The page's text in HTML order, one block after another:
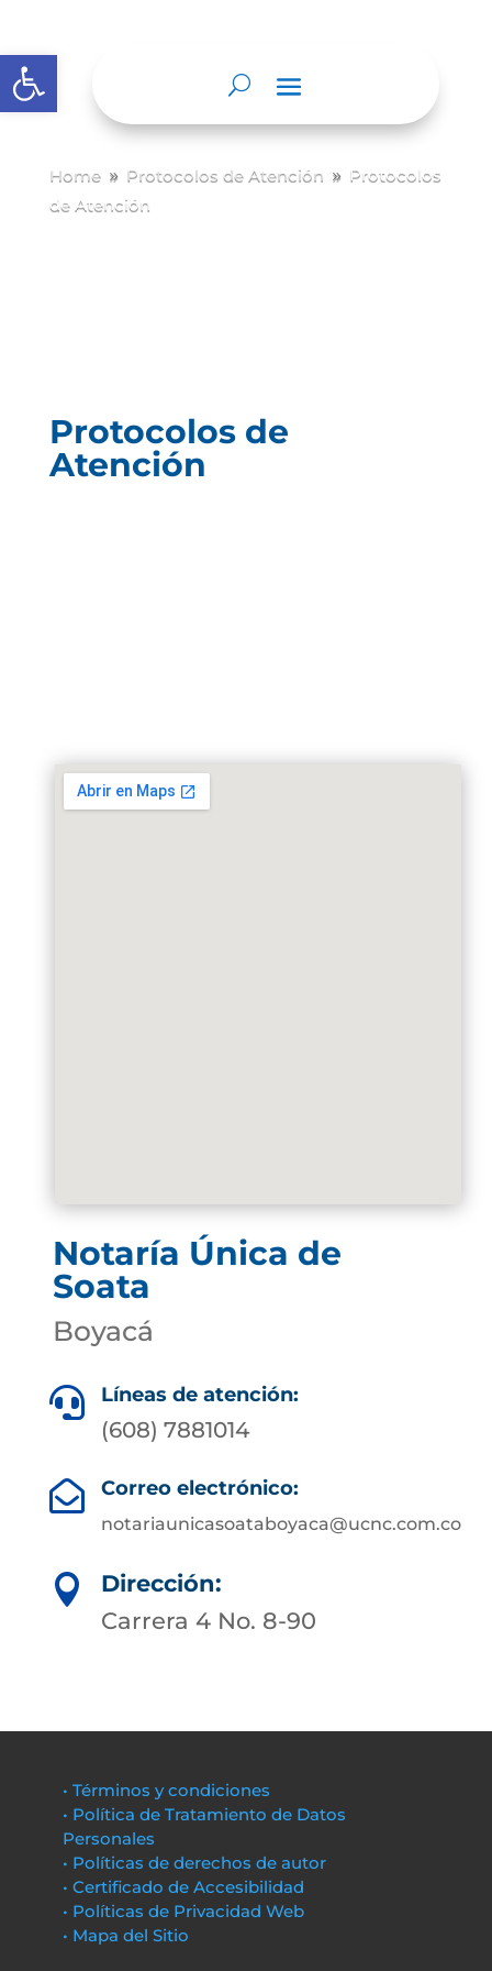
Abrir barra de herramientas
Home 9 Protocolos de Atención 9 Protocolos
de Atención
Protocolos de
Atención
Notaría Única de
Soata
Boyacá
 Líneas de atención:
(608) 7881014
 Correo electrónico:
notariaunicasoataboyaca@ucnc.com.co

Dirección:
Carrera 4 No. 8-90
• Términos y condiciones
• Política de Tratamiento de Datos
Personales
• Políticas de derechos de autor
• Certificado de Accesibilidad
• Políticas de Privacidad Web
• Mapa del Sitio